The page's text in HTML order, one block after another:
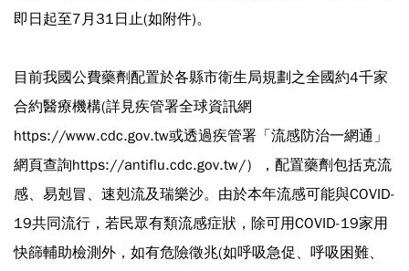
即日起至7月31日止(如附件)。
目前我國公費藥劑配置於各縣市衛生局規劃之全國約4千家
合約醫療機構(詳見疾管署全球資訊網
https://www.cdc.gov.tw或透過疾管署「流感防治一網通」
網頁查詢https://antiflu.cdc.gov.tw/），配置藥劑包括克流
感、易剋冒、速剋流及瑞樂沙。由於本年流感可能與COVID-
19共同流行，若民眾有類流感症狀，除可用COVID-19家用
快篩輔助檢測外，如有危險徵兆(如呼吸急促、呼吸困難、